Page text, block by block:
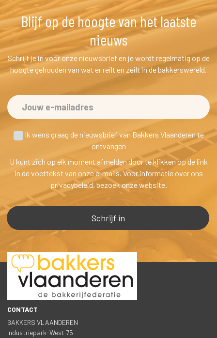
Blijf op de hoogte van het laatste
nieuw
Schrijf je in voor onze nieuwsbrief en je wordt regelmatig op de
hoogte gehouden van wat er reilt en zeilt in de bakkerswereld.
Ik wens graag de nieuwsbrief van Bakkers Vlaanderen te
ontvangen
U kunt zich op elk moment afmelden door te klikken op de link
in de voettekst van onze e-mails. Voor informatie over ons
privacybeleid, bezoek onze website.
CONTACT
BAKKERS VLAANDEREN
Industriepark-West 75